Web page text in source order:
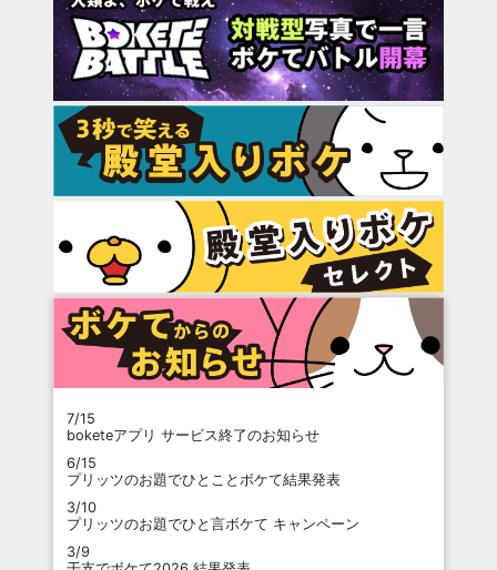
7/15
boketeアプリ サービス終了のお知らせ
6/15
プリッツのお題でひとことボケて結果発表
3/10
プリッツのお題でひと言ボケて キャンペーン
3/9